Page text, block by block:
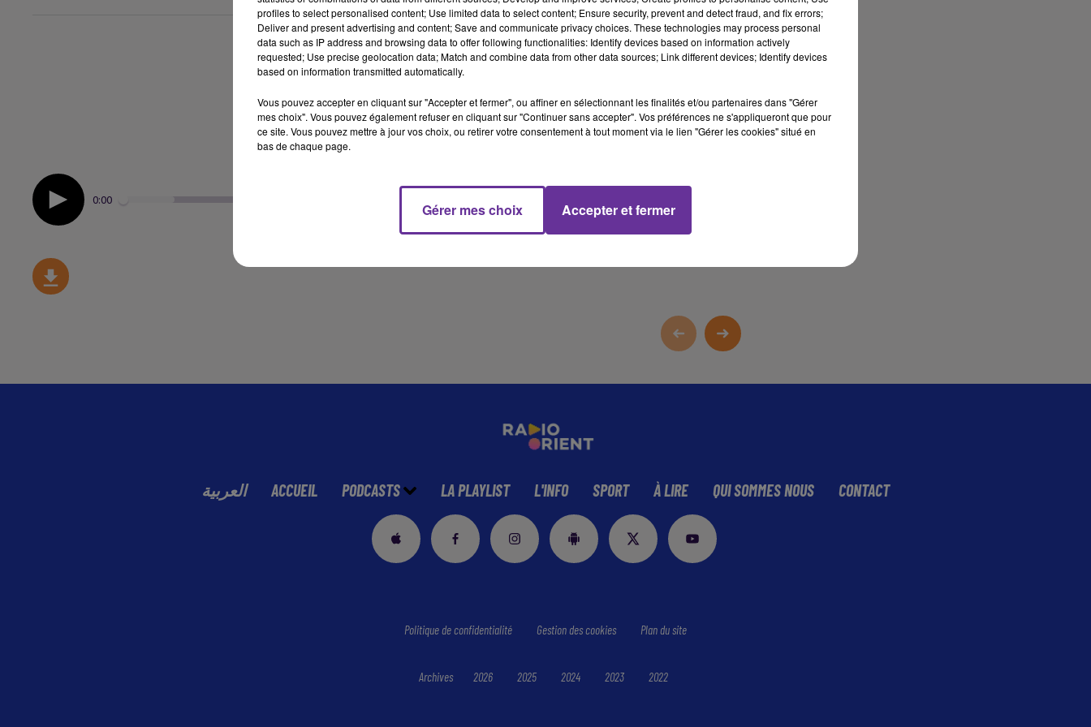
participent dans le but de :
faciliter la rencontre entre les personnes en situation de
handicap et celles qui ne le sont pas
faire évoluer le regard porté sur le handicap
créer des liens durables dans chaque
l invité de Sawa : Responsable de la Communication
0:00
العربية ACCUEIL PODCASTS LA PLAYLIST L'INFO SPORT À LIRE QUI SOMMES NOUS CONTACT
Politique de confidentialité Gestion des cookies Plan du site
Archives 2026 2025 2024 2023 2022
profiles to select personalised content; Use limited data to select content; Ensure security, prevent and detect fraud, and fix errors;
Deliver and present advertising and content; Save and communicate privacy choices. These technologies may process personal
data such as IP address and browsing data to offer following functionalities: Identify devices based on information actively
requested; Use precise geolocation data; Match and combine data from other data sources; Link different devices; Identify devices
based on information transmitted automatically.
Vous pouvez accepter en cliquant sur "Accepter et fermer", ou affiner en sélectionnant les finalités et/ou partenaires dans "Gérer
mes choix". Vous pouvez également refuser en cliquant sur "Continuer sans accepter". Vos préférences ne s'appliqueront que pour
ce site. Vous pouvez mettre à jour vos choix, ou retirer votre consentement à tout moment via le lien "Gérer les cookies" situé en
bas de chaque page.
Gérer mes choix Accepter et fermer